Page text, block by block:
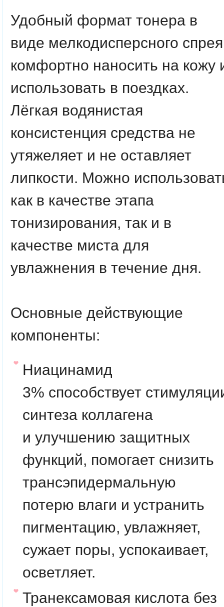
Удобный формат тонера в
виде мелкодисперсного спрея
комфортно наносить на кожу
использовать в поездках.
Лёгкая водянистая
консистенция средства не
утяжеляет и не оставляет
липкости. Можно
как в качестве этапа
тонизирования, так и в
качестве миста для
увлажнения в течение дня.
Основные действующие
компоненты:
Ниацинамид
3% способствует
синтеза коллагена
и улучшению защитных
функций, помогает снизить
трансэпидермальную
потерю влаги и устранить
пигментацию, увлажняет,
сужает поры, успокаивает,
осветляет.
Транексамовая кислота без